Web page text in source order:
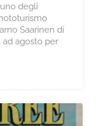
degli
Saarinen di
ad agosto per